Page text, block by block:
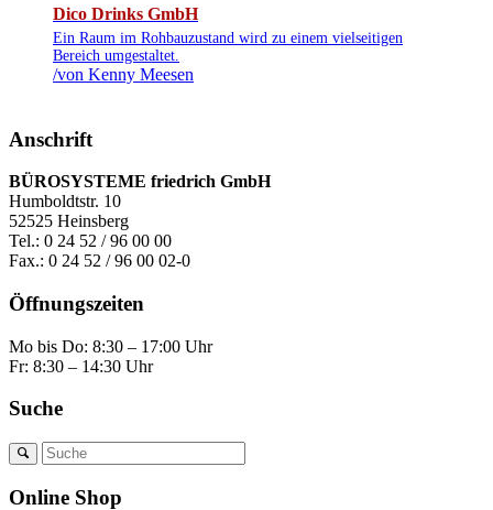
Dico Drinks GmbH
Ein Raum im Rohbauzustand wird zu einem vielseitigen
Bereich umgestaltet.
/von Kenny Meesen
Anschrift
BÜROSYSTEME friedrich GmbH
Humboldtstr. 10
52525 Heinsberg
Tel.: 0 24 52 / 96 00 00
Fax.: 0 24 52 / 96 00 02-0
Öffnungszeiten
Mo bis Do: 8:30 – 17:00 Uhr
Fr: 8:30 – 14:30 Uhr
Suche
Online Shop